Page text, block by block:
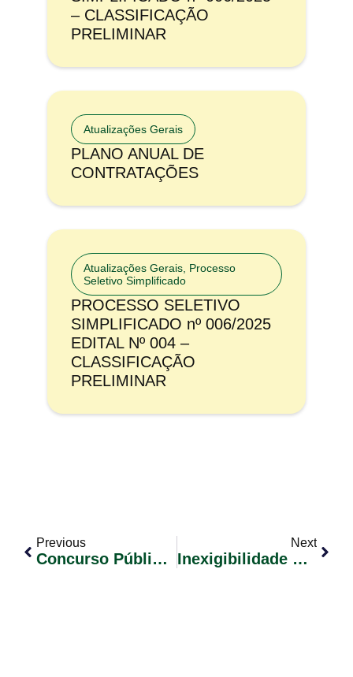
– CLASSIFICAÇÃO
PRELIMINAR
Atualizações Gerais
PLANO ANUAL DE
CONTRATAÇÕES
Atualizações Gerais Processo
Seletivo Simplificado
PROCESSO SELETIVO
SIMPLIFICADO nº 006/2025
EDITAL Nº 004 –
CLASSIFICAÇÃO
PRELIMINAR
Previous
Concurso Público 02/2023. Convocação De Candidatos Classificados. Edital Nº 41.
Next
Inexigibilidade De Chamamento Público. Processo Administrativo Nº 009/2025.